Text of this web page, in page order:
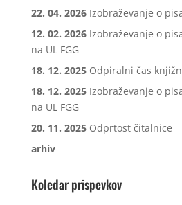
22. 04. 2026 Izobraževanje o
12. 02. 2026 Izobraževanje o
na UL FGG
18. 12. 2025 Odpiralni čas
18. 12. 2025 Izobraževanje o
na UL FGG
20. 11. 2025 Odprtost čitalnice
arhiv
Koledar prispevkov